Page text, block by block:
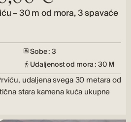
– 30 m od mora, 3 spavaće
Sobe : 3
Udaljenost od mora : 30 M
udaljena svega 30 metara od
stara kamena kuća ukupne